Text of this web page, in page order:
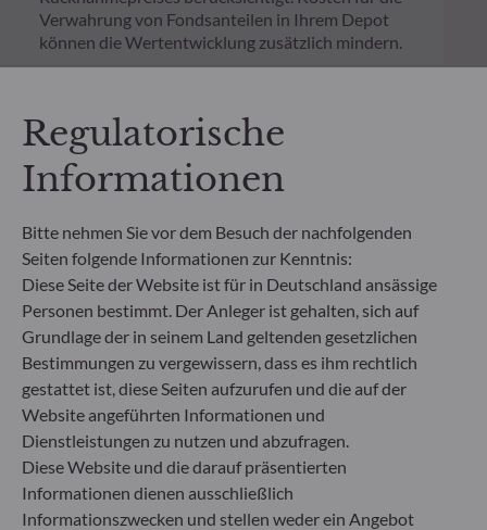
Verwahrung von Fondsanteilen in Ihrem Depot
können die Wertentwicklung zusätzlich mindern.
Nachhaltigkeitsinformationen (Sustainable
Finance Disclosure Regulation, SFDR) ist ein
Regelwerk der EU, das darauf abzielt, das
Nachhaltigkeitsprofil von Fonds transparent,
verständlich zu machen.
Artikel 6: Das Fondsmanagementteam
berücksichtigt bei der Anlageentscheidung keine
Nachhaltigkeitsrisiken oder nachteiligen
Auswirkungen von Anlageentscheidungen auf
Nachhaltigkeitsfaktoren.
Artikel 8: Das Fondsmanagementteam adressiert
Nachhaltigkeitsrisiken, indem es ESG-Kriterien
(Umwelt und/oder Soziales und/oder Governance)
in den Anlageentscheidungsprozess einbezieht.
Artikel 9: Das Fondsmanagementteam verfolgt ein
striktes nachhaltiges Anlageziel, das wesentlich zu
den Herausforderungen des ökologischen
Regulatorische
Informationen
Bitte nehmen Sie vor dem Besuch der nachfolgenden
Seiten folgende Informationen zur Kenntnis:
Diese Seite der Website ist für in Deutschland ansässige
Personen bestimmt. Der Anleger ist gehalten, sich auf
Grundlage der in seinem Land geltenden gesetzlichen
Bestimmungen zu vergewissern, dass es ihm rechtlich
gestattet ist, diese Seiten aufzurufen und die auf der
Website angeführten Informationen und
Dienstleistungen zu nutzen und abzufragen.
Diese Website und die darauf präsentierten
Informationen dienen ausschließlich
Informationszwecken und stellen weder ein Angebot